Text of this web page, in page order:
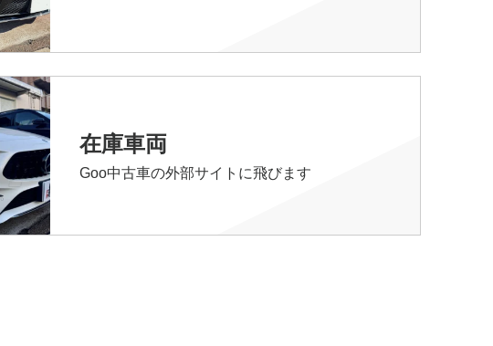
在庫車両
Goo中古車の外部サイトに飛びます